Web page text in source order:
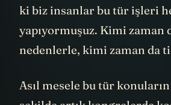
ki biz insanlar bu tür işleri
yapıyormuşuz. Kimi zaman
nedenlerle, kimi zaman da
Asıl mesele bu tür